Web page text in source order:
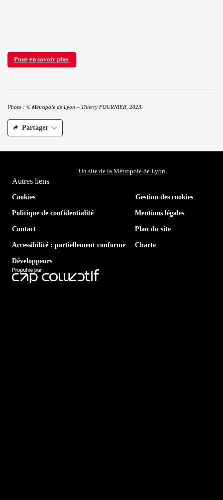
Pour en savoir plus
Photo : © Métropole de Lyon – Thierry FOURNIER, 2023.
Partager
Un site de la Métropole de Lyon
Autres liens
Cookies Gestion des cookies
Politique de confidentialité Mentions légales
Contact Plan du site
Accessibilité : partiellement conforme Charte
Développeurs